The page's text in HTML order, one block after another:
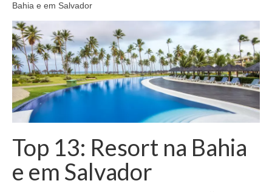
Bahia e em Salvador
Top 13: Resort na Bahia
e em Salvador